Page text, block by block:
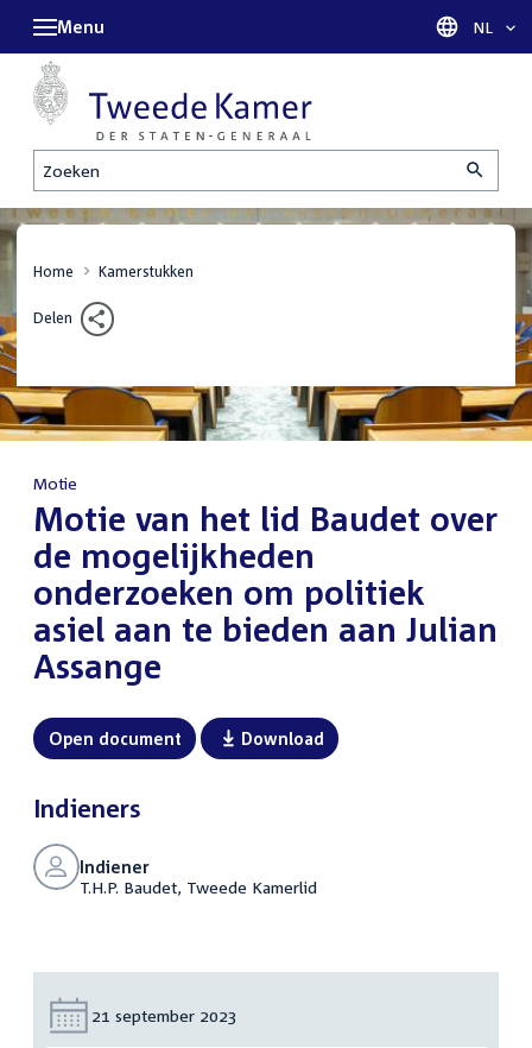
Zoeken
Menu Taal
NL
Home Kamerstukken
Delen
Motie
:Motie van het lid Baudet over
de mogelijkheden
onderzoeken om politiek
asiel aan te bieden aan Julian
Assange
Open document Download
Indieners
Indiener
T.H.P. Baudet, Tweede Kamerlid
Datum:
21 september 2023